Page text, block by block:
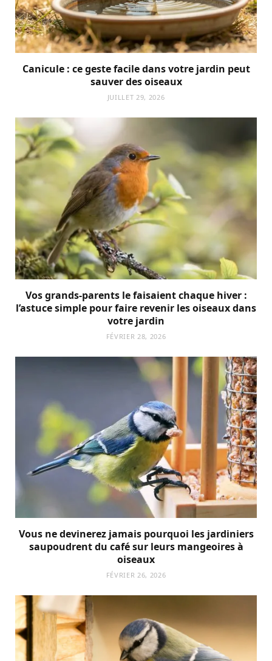
Canicule : ce geste facile dans votre jardin peut
sauver des oiseaux
JUILLET 29, 2026
Vos grands-parents le faisaient chaque hiver :
l’astuce simple pour faire revenir les oiseaux dans
votre jardin
FÉVRIER 28, 2026
Vous ne devinerez jamais pourquoi les jardiniers
saupoudrent du café sur leurs mangeoires à
oiseaux
FÉVRIER 26, 2026